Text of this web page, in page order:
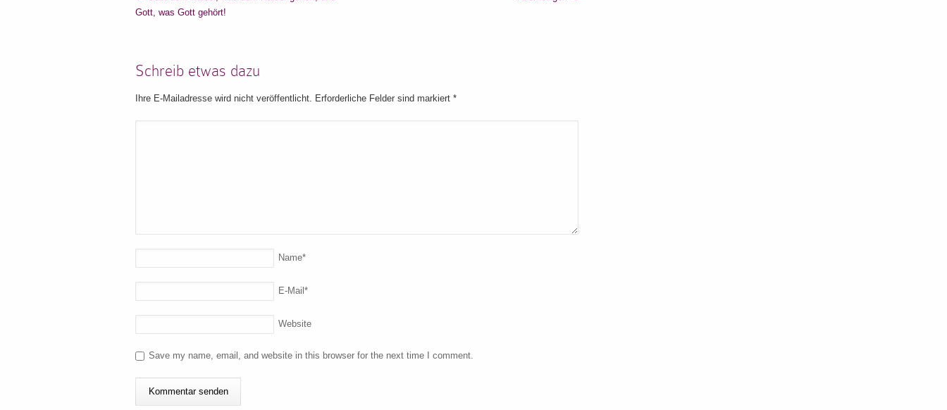
Gott, was Gott gehört!
Schreib etwas dazu
Ihre E-Mailadresse wird nicht veröffentlicht. Erforderliche Felder sind markiert *
Name*
E-Mail*
Website
Save my name, email, and website in this browser for the next time I comment.